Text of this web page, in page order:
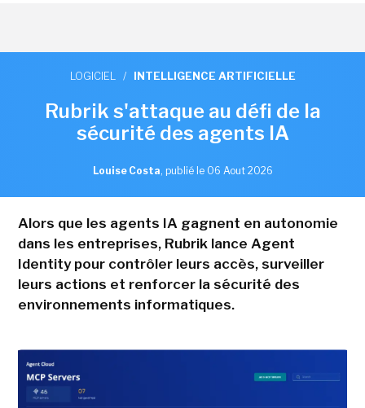
LOGICIEL / INTELLIGENCE ARTIFICIELLE
Rubrik s'attaque au défi de la
sécurité des agents IA
Louise Costa, publié le 06 Aout 2026
Alors que les agents IA gagnent en autonomie
dans les entreprises, Rubrik lance Agent
Identity pour contrôler leurs accès, surveiller
leurs actions et renforcer la sécurité des
environnements informatiques.